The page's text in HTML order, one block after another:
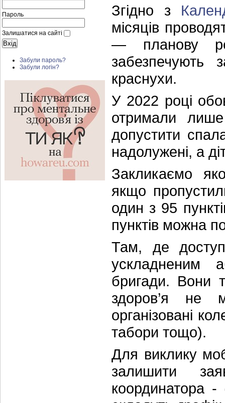
Пароль
Залишатися на сайті
Забули пароль?
Забули логін?
Згідно з
місяців
— планову
забезпечують
краснухи.
У 2022 році
отримали
допустити
надолужені, а
Закликаємо
якщо
один з 95
пунктів можна
Там, де
ускладненим
бригади. Вони
здоров’я не
організовані
табори тощо).
Для виклику
залишити
координатора